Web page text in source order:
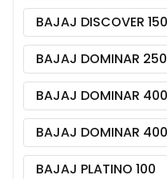
BAJAJ DISCOVER
BAJAJ DOMINAR 250
BAJAJ DOMINAR 400
BAJAJ DOMINAR
BAJAJ PLATINO 100